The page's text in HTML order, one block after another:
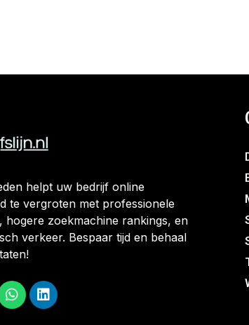
helpt uw bedrijf online
te vergroten met professionele
hogere zoekmachine rankings, en
verkeer. Bespaar tijd en behaal